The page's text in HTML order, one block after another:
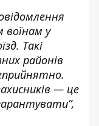
воїнам у
Такі
районів
— це